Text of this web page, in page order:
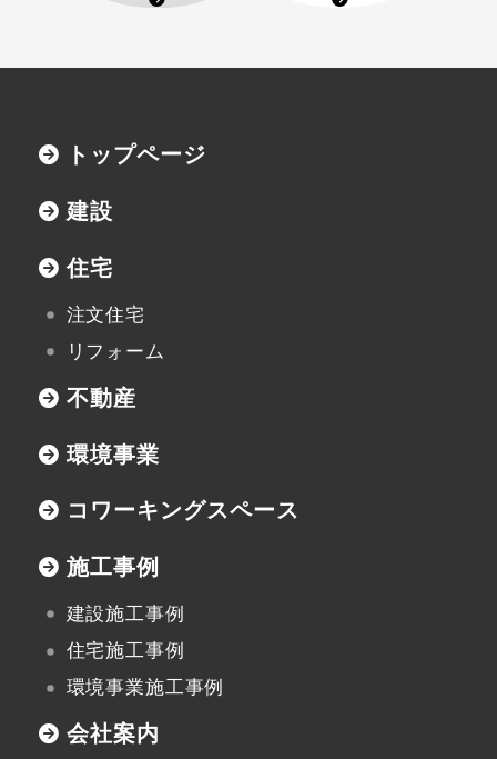
トップページ
建設
住宅
注文住宅
リフォーム
不動産
環境事業
コワーキングスペース
施工事例
建設施工事例
住宅施工事例
環境事業施工事例
会社案内